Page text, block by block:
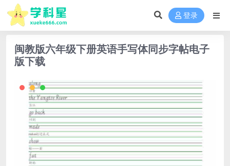
登录
闽教版六年级下册英语手写体同步字帖电子
版下载